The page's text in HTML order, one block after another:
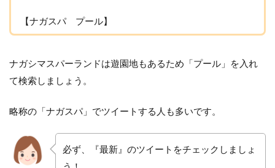
【ナガスパ プール】
ナガシマスパーランドは遊園地もあるため「プール」を入れ
て検索しましょう。
略称の「ナガスパ」でツイートする人も多いです。
必ず、『最新』のツイートをチェックしましょ